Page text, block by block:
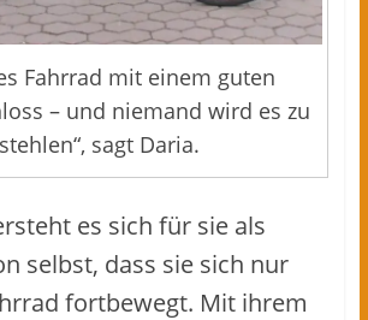
Fahrrad mit einem guten
– und niemand wird es zu
stehlen“, sagt Daria.
es sich für sie als
selbst, dass sie sich nur
fortbewegt. Mit ihrem